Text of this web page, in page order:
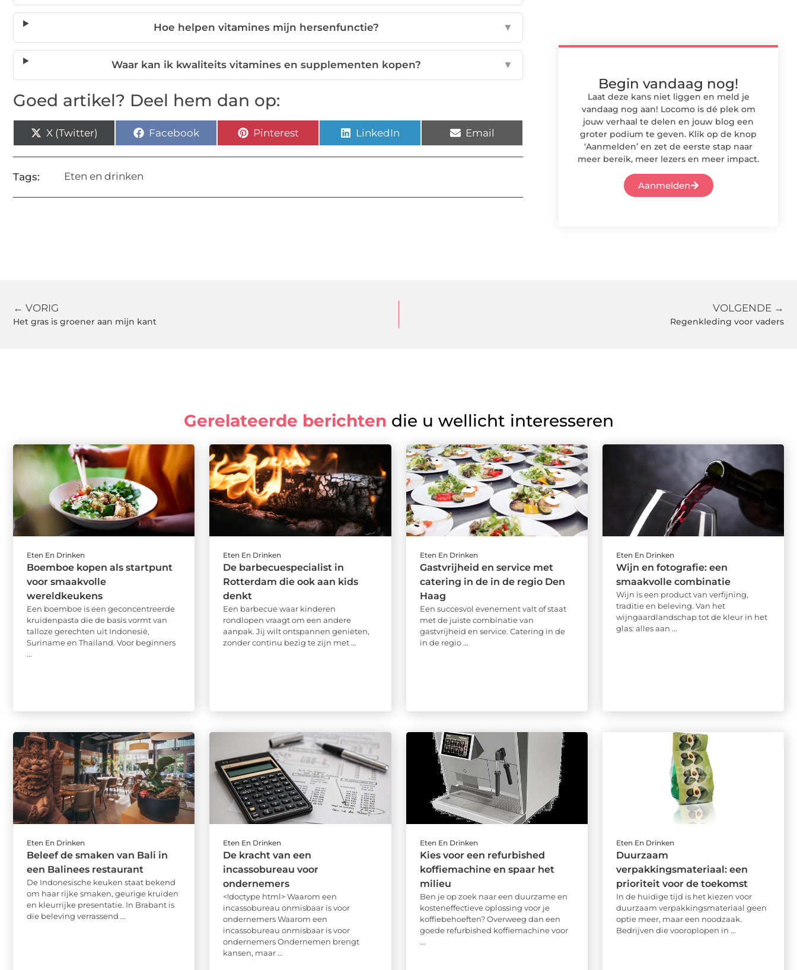
Hoe helpen vitamines mijn hersenfunctie? ▼
Waar kan ik kwaliteits vitamines en supplementen kopen? ▼
Goed artikel? Deel hem dan op:
X (Twitter) Facebook Pinterest LinkedIn Email
Tags: Eten en drinken
Begin vandaag nog!
Laat deze kans niet liggen en meld je
vandaag nog aan! Locomo is dé plek om
jouw verhaal te delen en jouw blog een
groter podium te geven. Klik op de knop
‘Aanmelden’ en zet de eerste stap naar
meer bereik, meer lezers en meer impact.
Aanmelden
← VORIG
Het gras is groener aan mijn kant
VOLGENDE →
Regenkleding voor vaders
Gerelateerde berichten die u wellicht interesseren
Eten En Drinken
Boemboe kopen als startpunt
voor smaakvolle
wereldkeukens
Een boemboe is een geconcentreerde
kruidenpasta die de basis vormt van
talloze gerechten uit Indonesië,
Suriname en Thailand. Voor beginners
...
Eten En Drinken
De barbecuespecialist in
Rotterdam die ook aan kids
denkt
Een barbecue waar kinderen
rondlopen vraagt om een andere
aanpak. Jij wilt ontspannen genieten,
zonder continu bezig te zijn met ...
Eten En Drinken
Gastvrijheid en service met
catering in de in de regio Den
Haag
Een succesvol evenement valt of staat
met de juiste combinatie van
gastvrijheid en service. Catering in de
in de regio ...
Eten En Drinken
Wijn en fotografie: een
smaakvolle combinatie
Wijn is een product van verfijning,
traditie en beleving. Van het
wijngaardlandschap tot de kleur in het
glas: alles aan ...
Eten En Drinken
Beleef de smaken van Bali in
een Balinees restaurant
De Indonesische keuken staat bekend
om haar rijke smaken, geurige kruiden
en kleurrijke presentatie. In Brabant is
die beleving verrassend ...
Eten En Drinken
De kracht van een
incassobureau voor
ondernemers
<!doctype html> Waarom een
incassobureau onmisbaar is voor
ondernemers Waarom een
incassobureau onmisbaar is voor
ondernemers Ondernemen brengt
kansen, maar ...
Eten En Drinken
Kies voor een refurbished
koffiemachine en spaar het
milieu
Ben je op zoek naar een duurzame en
kosteneffectieve oplossing voor je
koffiebehoeften? Overweeg dan een
goede refurbished koffiemachine voor
...
Eten En Drinken
Duurzaam
verpakkingsmateriaal: een
prioriteit voor de toekomst
In de huidige tijd is het kiezen voor
duurzaam verpakkingsmateriaal geen
optie meer, maar een noodzaak.
Bedrijven die vooroplopen in ...